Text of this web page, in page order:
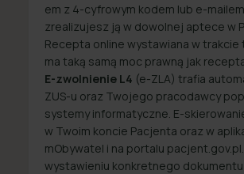
em z 4-cyfrowym kodem lub e-
zrealizujesz ją w dowolnej aptece w
Recepta online wystawiana w
ma taką samą moc prawną jak
E-zwolnienie L4 (e-ZLA) trafia
ZUS-u oraz Twojego pracodawcy
systemy informatyczne. E-
w Twoim koncie Pacjenta oraz w
mObywatel i na portalu
wystawieniu konkretnego